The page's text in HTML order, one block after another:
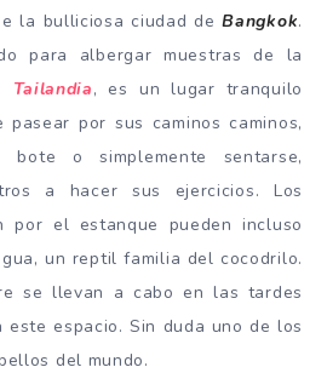
la bulliciosa ciudad deBangkok.
para albergar muestras de la
Tailandia, es un lugar tranquilo
por sus caminos caminos,
o simplemente sentarse,
a hacer sus ejercicios. Los
por el estanque pueden incluso
un reptil familia del cocodrilo.
se llevan a cabo en las tardes
este espacio. Sin duda uno de los
del mundo.